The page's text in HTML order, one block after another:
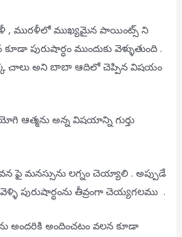
, మురళీలో ముఖ్యమైన పాయింట్స్ ని
పురుషార్ధం ముందుకు వెళ్ళుతుంది .
చాలు అని బాబా ఆదిలో చెప్పిన విషయం
ఆత్మను అన్న విషయాన్ని గుర్తు
ఫై మనస్సును లగ్నం చెయ్యాలి . అప్పుడే
పురుషార్ధంను తీవ్రంగా చెయ్యగలము .
అందరికి అందించటం వలన కూడా